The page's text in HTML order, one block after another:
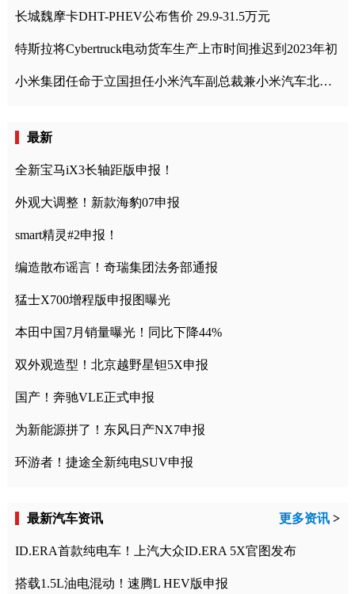
长城魏摩卡DHT-PHEV公布售价 29.9-31.5万元
特斯拉将Cybertruck电动货车生产上市时间推迟到2023年初
小米集团任命于立国担任小米汽车副总裁兼小米汽车北京总部政委
最新
全新宝马iX3长轴距版申报！
外观大调整！新款海豹07申报
smart精灵#2申报！
编造散布谣言！奇瑞集团法务部通报
猛士X700增程版申报图曝光
本田中国7月销量曝光！同比下降44%
双外观造型！北京越野星钽5X申报
国产！奔驰VLE正式申报
为新能源拼了！东风日产NX7申报
环游者！捷途全新纯电SUV申报
最新汽车资讯 更多资讯 >
ID.ERA首款纯电车！上汽大众ID.ERA 5X官图发布
搭载1.5L油电混动！速腾L HEV版申报